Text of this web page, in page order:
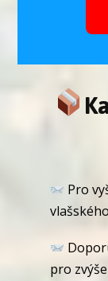
Pro
pro